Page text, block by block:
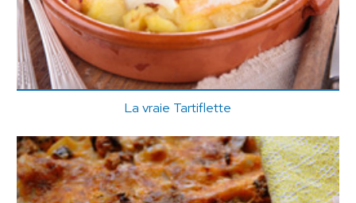
La vraie Tartiflette